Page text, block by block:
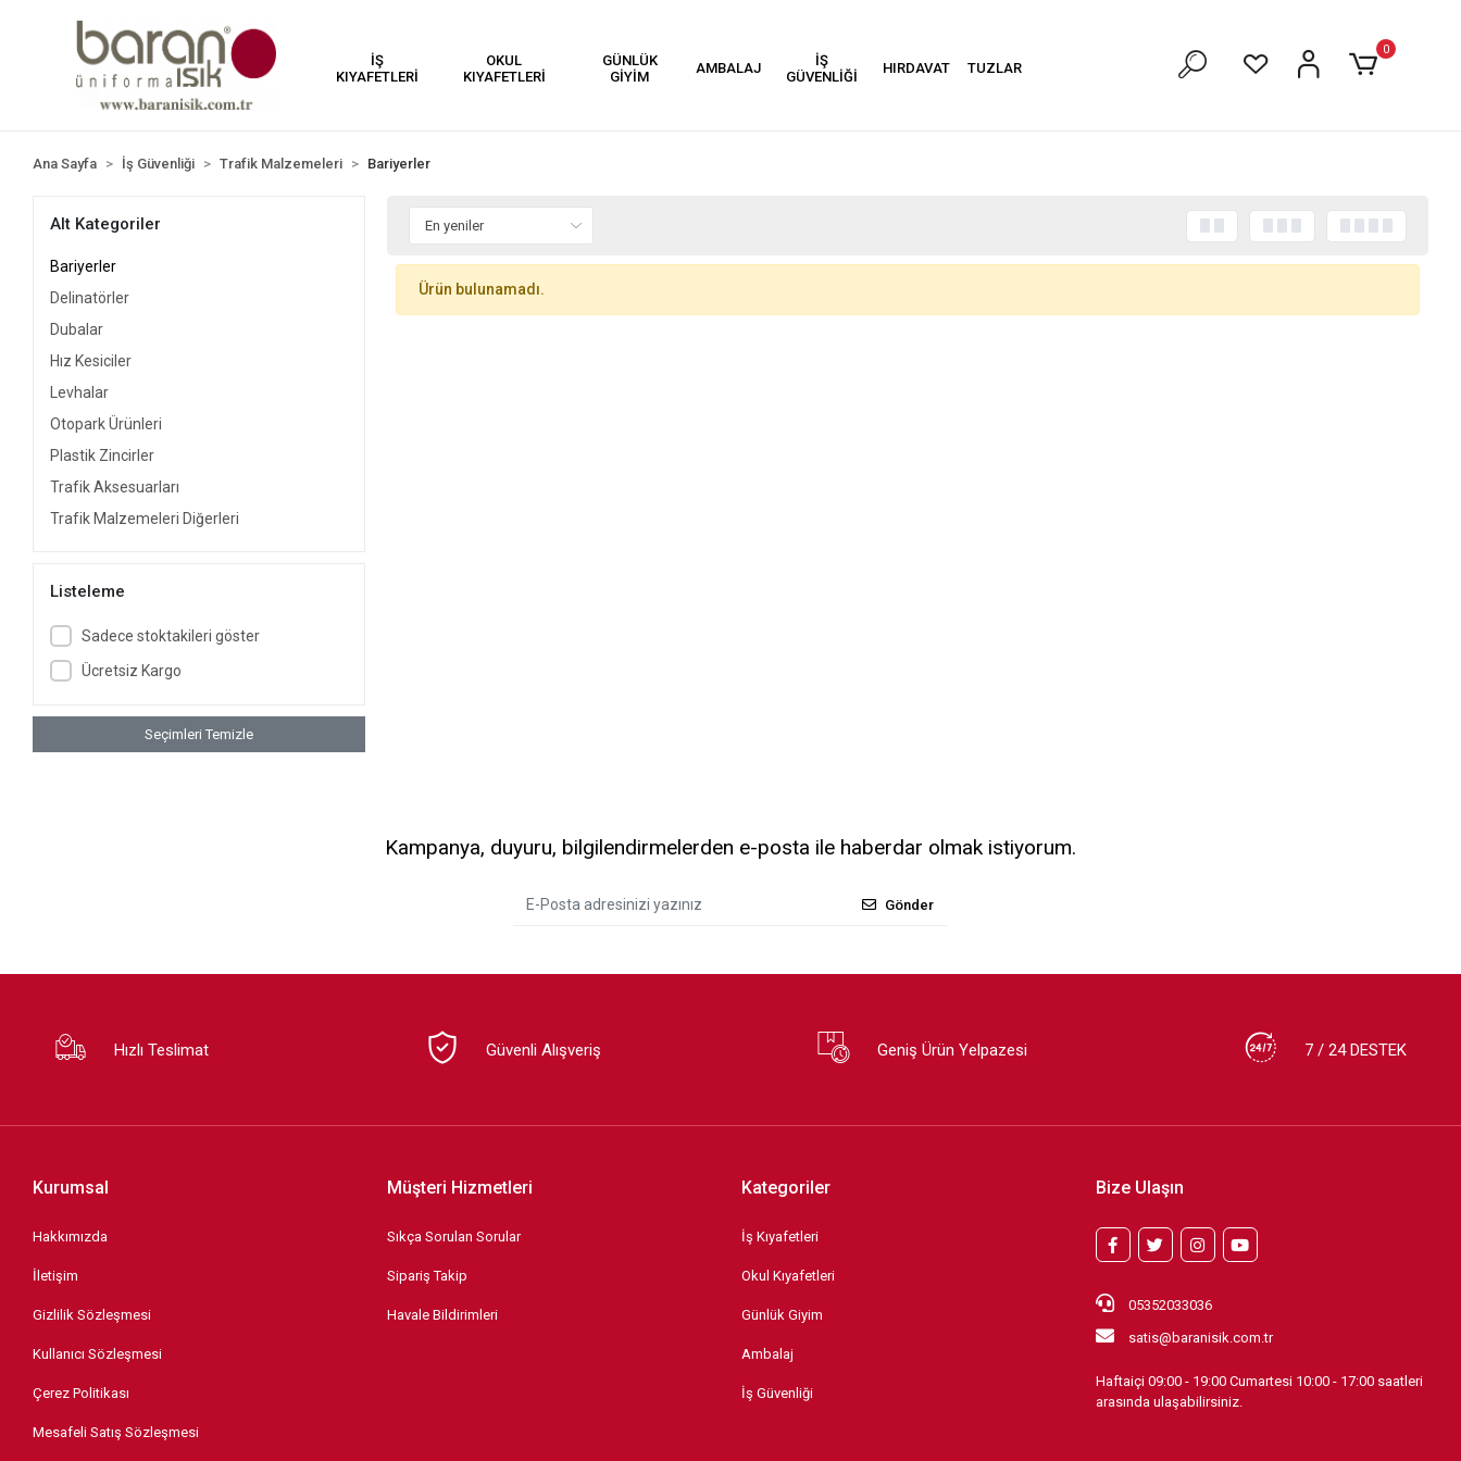
İŞ
KIYAFETLERİ
OKUL
KIYAFETLERİ
GÜNLÜK
GİYİM
AMBALAJ
İŞ
GÜVENLİĞİ
HIRDAVAT TUZLAR
0
Ana Sayfa İş Güvenliği Trafik Malzemeleri Bariyerler
Alt Kategoriler
Bariyerler
Delinatörler
Dubalar
Hız Kesiciler
Levhalar
Otopark Ürünleri
Plastik Zincirler
Trafik Aksesuarları
Trafik Malzemeleri Diğerleri
Listeleme
Sadece stoktakileri göster
Ücretsiz Kargo
Seçimleri Temizle
Ürün bulunamadı.
Kampanya, duyuru, bilgilendirmelerden e-posta ile haberdar olmak istiyorum.
Gönder
Hızlı Teslimat Güvenli Alışveriş Geniş Ürün Yelpazesi 7 / 24 DESTEK
Kurumsal
Hakkımızda
İletişim
Gizlilik Sözleşmesi
Kullanıcı Sözleşmesi
Çerez Politikası
Mesafeli Satış Sözleşmesi
Müşteri Hizmetleri
Sıkça Sorulan Sorular
Sipariş Takip
Havale Bildirimleri
Kategoriler
İş Kıyafetleri
Okul Kıyafetleri
Günlük Giyim
Ambalaj
İş Güvenliği
Bize Ulaşın
05352033036
satis@baranisik.com.tr
Haftaiçi 09:00 - 19:00 Cumartesi 10:00 - 17:00 saatleri
arasında ulaşabilirsiniz.